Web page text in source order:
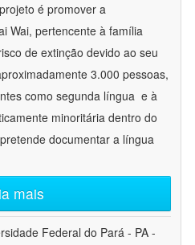
é promover a
Wai, pertencente à família
de extinção devido ao seu
3.000 pessoas,
como segunda língua  e à
minoritária dentro do
documentar a língua
mais
Federal do Pará - PA -